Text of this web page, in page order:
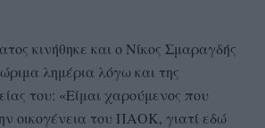
κινήθηκε και ο Νίκος Σμαραγδής
λημέρια λόγω και της
του: «Είμαι χαρούμενος που
οικογένεια του ΠΑΟΚ, γιατί εδώ